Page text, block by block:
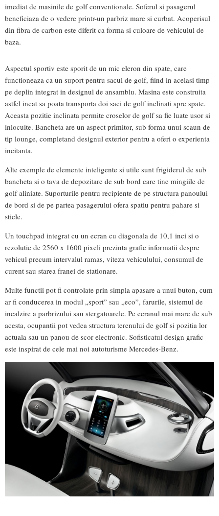
imediat de masinile de golf conventionale. Soferul si pasagerul
beneficiaza de o vedere printr-un parbriz mare si curbat. Acoperisul
din fibra de carbon este diferit ca forma si culoare de vehiculul de
baza.
Aspectul sportiv este sporit de un mic eleron din spate, care
functioneaza ca un suport pentru sacul de golf, fiind in acelasi timp
pe deplin integrat in designul de ansamblu. Masina este construita
astfel incat sa poata transporta doi saci de golf inclinati spre spate.
Aceasta pozitie inclinata permite croselor de golf sa fie luate usor si
inlocuite. Bancheta are un aspect primitor, sub forma unui scaun de
tip lounge, completand designul exterior pentru a oferi o experienta
incitanta.
Alte exemple de elemente inteligente si utile sunt frigiderul de sub
bancheta si o tava de depozitare de sub bord care tine mingiile de
golf aliniate. Suporturile pentru recipiente de pe structura panoului
de bord si de pe partea pasagerului ofera spatiu pentru pahare si
sticle.
Un touchpad integrat cu un ecran cu diagonala de 10,1 inci si o
rezolutie de 2560 x 1600 pixeli prezinta grafic informatii despre
vehicul precum intervalul ramas, viteza vehiculului, consumul de
curent sau starea franei de stationare.
Multe functii pot fi controlate prin simpla apasare a unui buton, cum
ar fi conducerea in modul „sport” sau „eco”, farurile, sistemul de
incalzire a parbrizului sau stergatoarele. Pe ecranul mai mare de sub
acesta, ocupantii pot vedea structura terenului de golf si pozitia lor
actuala sau un panou de scor electronic. Sofisticatul design grafic
este inspirat de cele mai noi autoturisme Mercedes-Benz.